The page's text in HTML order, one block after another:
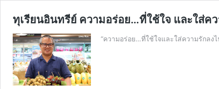
ทุเรียนอินทรีย์ ความอร่อย…ที่ใช้ใจ และใส่ค
“ความอร่อย…ที่ใช้ใจและใส่ความรักล